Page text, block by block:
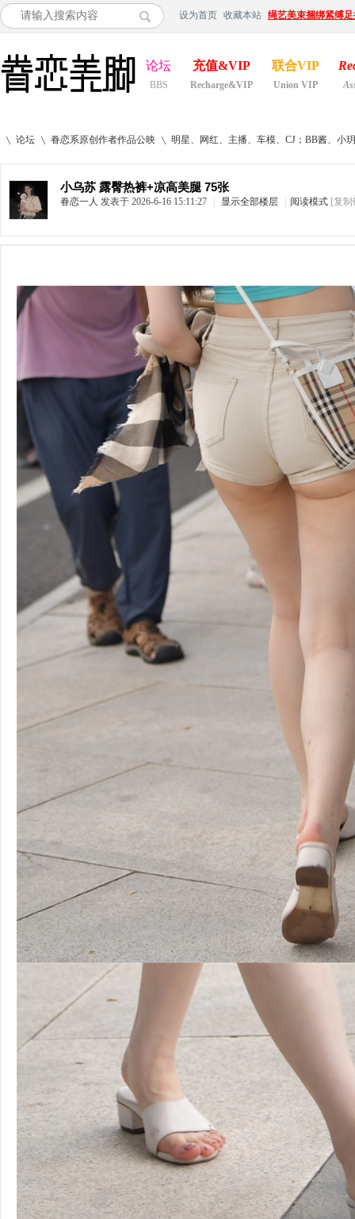
设为首页 收藏本站 绳艺美束捆绑紧缚
论坛
BBS
充值&VIP
Recharge&VIP
联合VIP
Union VIP
论坛
›
眷恋系原创作者作品公映
›
明星、网红、主播、车模、CJ；BB酱、小
小乌苏 露臀热裤+凉高美腿 75张
眷恋一人 发表于 2026-6-16 15:11:27 显示全部楼层 阅读模式 [复